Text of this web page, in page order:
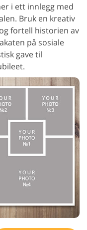
i ett innlegg med
Bruk en kreativ
fortell historien av
på sosiale
gave til